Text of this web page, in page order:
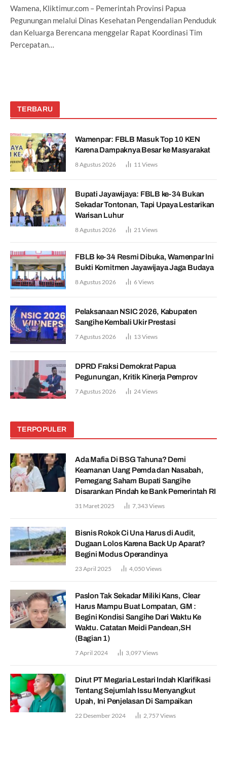
Wamena, Kliktimur.com – Pemerintah Provinsi Papua
Pegunungan melalui Dinas Kesehatan Pengendalian Penduduk
dan Keluarga Berencana menggelar Rapat Koordinasi Tim
Percepatan…
TERBARU
Wamenpar: FBLB Masuk Top 10 KEN
Karena Dampaknya Besar ke Masyarakat
8 Agustus 2026 11Views
Bupati Jayawijaya: FBLB ke-34 Bukan
Sekadar Tontonan, Tapi Upaya Lestarikan
Warisan Luhur
8 Agustus 2026 21Views
FBLB ke-34 Resmi Dibuka, Wamenpar Ini
Bukti Komitmen Jayawijaya Jaga Budaya
8 Agustus 2026 6Views
Pelaksanaan NSIC 2026, Kabupaten
Sangihe Kembali Ukir Prestasi
7 Agustus 2026 13Views
DPRD Fraksi Demokrat Papua
Pegunungan, Kritik Kinerja Pemprov
7 Agustus 2026 24Views
TERPOPULER
Ada Mafia Di BSG Tahuna? Demi
Keamanan Uang Pemda dan Nasabah,
Pemegang Saham Bupati Sangihe
Disarankan Pindah ke Bank Pemerintah RI
31 Maret 2025 7,343Views
Bisnis Rokok Ci Una Harus di Audit,
Dugaan Lolos Karena Back Up Aparat?
Begini Modus Operandinya
23 April 2025 4,050Views
Paslon Tak Sekadar Miliki Kans, Clear
Harus Mampu Buat Lompatan, GM :
Begini Kondisi Sangihe Dari Waktu Ke
Waktu. Catatan Meidi Pandean,SH
(Bagian 1)
7 April 2024 3,097Views
Dirut PT Megaria Lestari Indah Klarifikasi
Tentang Sejumlah Issu Menyangkut
Upah, Ini Penjelasan Di Sampaikan
22 Desember 2024 2,757Views